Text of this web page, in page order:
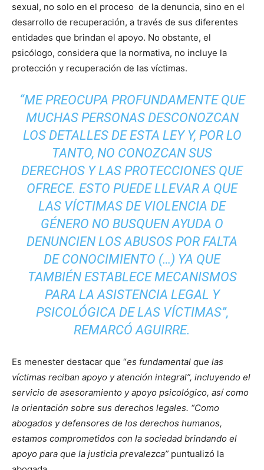
sexual, no solo en el proceso de la denuncia, sino en el
desarrollo de recuperación, a través de sus diferentes
entidades que brindan el apoyo. No obstante, el
psicólogo, considera que la normativa, no incluye la
protección y recuperación de las víctimas.
“ME PREOCUPA PROFUNDAMENTE QUE
MUCHAS PERSONAS DESCONOZCAN
LOS DETALLES DE ESTA LEY Y, POR LO
TANTO, NO CONOZCAN SUS
DERECHOS Y LAS PROTECCIONES QUE
OFRECE. ESTO PUEDE LLEVAR A QUE
LAS VÍCTIMAS DE VIOLENCIA DE
GÉNERO NO BUSQUEN AYUDA O
DENUNCIEN LOS ABUSOS POR FALTA
DE CONOCIMIENTO (…) YA QUE
TAMBIÉN ESTABLECE MECANISMOS
PARA LA ASISTENCIA LEGAL Y
PSICOLÓGICA DE LAS VÍCTIMAS”,
REMARCÓ AGUIRRE.
Es menester destacar que “es fundamental que las
víctimas reciban apoyo y atención integral”, incluyendo el
servicio de asesoramiento y apoyo psicológico, así como
la orientación sobre sus derechos legales. “Como
abogados y defensores de los derechos humanos,
estamos comprometidos con la sociedad brindando el
apoyo para que la justicia prevalezca” puntualizó la